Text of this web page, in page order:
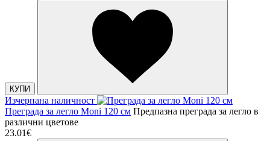
КУПИ
Изчерпана наличност
Преграда за легло Moni 120 см Предпазна преграда за легло в
различни цветове
23.01€